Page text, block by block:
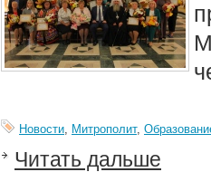
Новости, Митрополит,
Читать дальше